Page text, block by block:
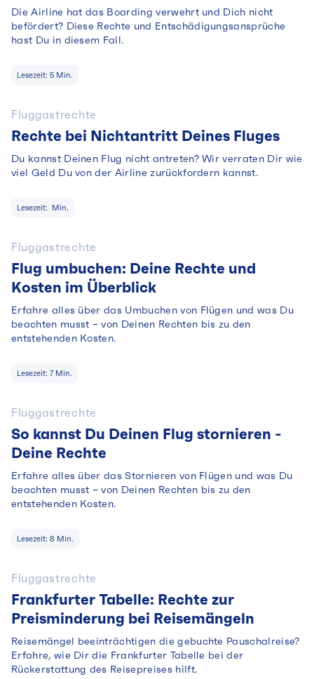
Die Airline hat das Boarding verwehrt und Dich nicht
befördert? Diese Rechte und Entschädigungsansprüche
hast Du in diesem Fall.
Lesezeit: 5 Min.
Fluggastrechte
Rechte bei Nichtantritt Deines Fluges
Du kannst Deinen Flug nicht antreten? Wir verraten Dir wie
viel Geld Du von der Airline zurückfordern kannst.
Lesezeit: Min.
Fluggastrechte
Flug umbuchen: Deine Rechte und
Kosten im Überblick
Erfahre alles über das Umbuchen von Flügen und was Du
beachten musst – von Deinen Rechten bis zu den
entstehenden Kosten.
Lesezeit: 7Min.
Fluggastrechte
So kannst Du Deinen Flug stornieren -
Deine Rechte
Erfahre alles über das Stornieren von Flügen und was Du
beachten musst – von Deinen Rechten bis zu den
entstehenden Kosten.
Lesezeit: 8 Min.
Fluggastrechte
Frankfurter Tabelle: Rechte zur
Preisminderung bei Reisemängeln
Reisemängel beeinträchtigen die gebuchte Pauschalreise?
Erfahre, wie Dir die Frankfurter Tabelle bei der
Rückerstattung des Reisepreises hilft.